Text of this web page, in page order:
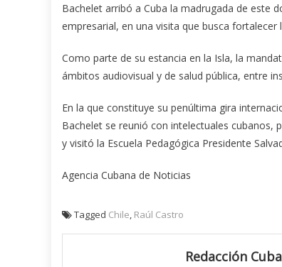
Bachelet arribó a Cuba la madrugada de este
empresarial, en una visita que busca
Como parte de su estancia en la Isla, la
ámbitos audiovisual y de salud pública, entre
En la que constituye su penúltima gira
Bachelet se reunió con intelectuales cubanos,
y visitó la Escuela Pedagógica Presidente
Agencia Cubana de Noticias
Tagged Chile Raúl Castro
Redacción